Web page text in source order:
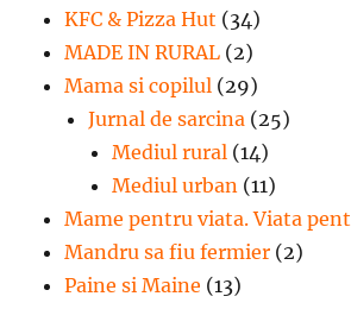
KFC & Pizza Hut (34)
MADE IN RURAL (2)
Mama si copilul (29)
Jurnal de sarcina (25)
Mediul rural (14)
Mediul urban (11)
Mame pentru viata. Viata
Mandru sa fiu fermier (2)
Paine si Maine (13)